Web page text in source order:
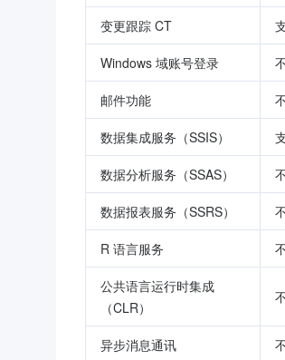
变更跟踪 CT
Windows 域账号登录
邮件功能
数据集成服务（SSIS）
数据分析服务（SSAS）
数据报表服务（SSRS）
R 语言服务
公共语言运行时集成
（CLR）
异步消息通讯